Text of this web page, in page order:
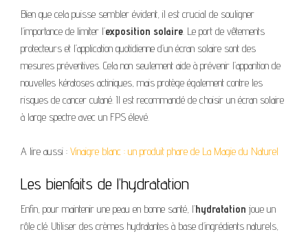
Bien que cela puisse sembler évident, il est crucial de souligner
l’importance de limiter l’exposition solaire. Le port de vêtements
protecteurs et l’application quotidienne d’un écran solaire sont des
mesures préventives. Cela non seulement aide à prévenir l’apparition de
nouvelles kératoses actiniques, mais protège également contre les
risques de cancer cutané. Il est recommandé de choisir un écran solaire
à large spectre avec un FPS élevé.
A lire aussi : Vinaigre blanc : un produit phare de La Magie du Naturel
Les bienfaits de l’hydratation
Enfin, pour maintenir une peau en bonne santé, l’hydratation joue un
rôle clé. Utiliser des crèmes hydratantes à base d’ingrédients naturels,